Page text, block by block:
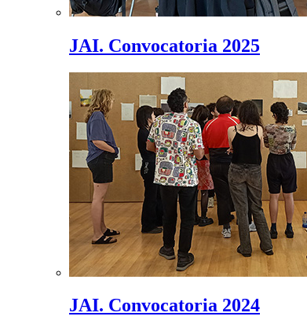
JAI. Convocatoria 2025
JAI. Convocatoria 2024